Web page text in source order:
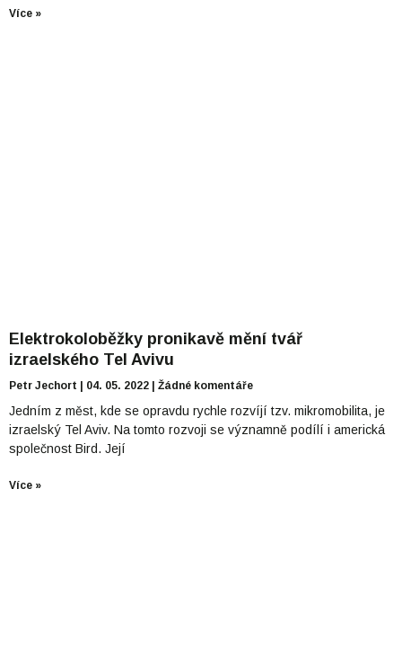
Více »
Elektrokoloběžky pronikavě mění tvář
izraelského Tel Avivu
Petr Jechort 04. 05. 2022 Žádné komentáře
Jedním z měst, kde se opravdu rychle rozvíjí tzv. mikromobilita, je
izraelský Tel Aviv. Na tomto rozvoji se významně podílí i americká
společnost Bird. Její
Více »